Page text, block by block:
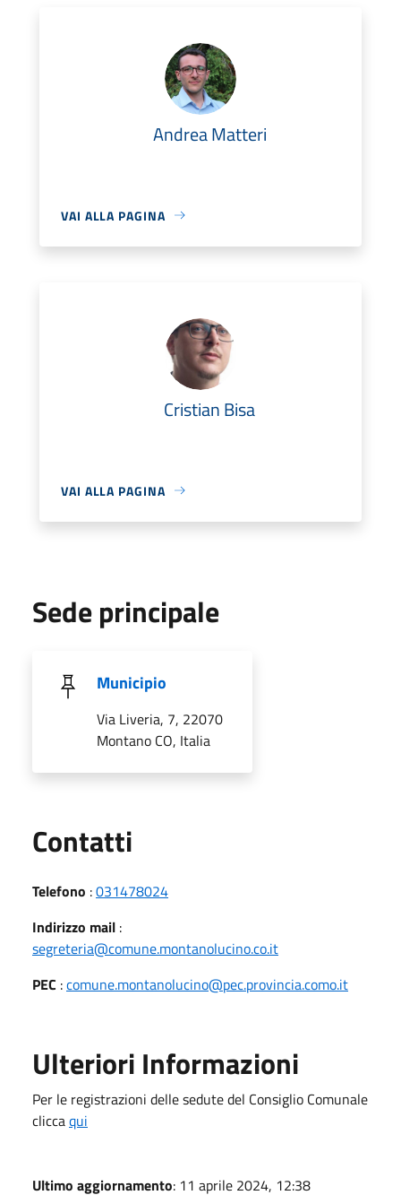
Andrea Matteri
VAI ALLA PAGINA
Cristian Bisa
VAI ALLA PAGINA
Sede principale
Municipio
Via Liveria, 7, 22070
Montano CO, Italia
Contatti
Telefono :031478024
Indirizzo mail :
segreteria@comune.montanolucino.co.it
PEC :comune.montanolucino@pec.provincia.como.it
Ulteriori Informazioni
Per le registrazioni delle sedute del Consiglio Comunale
cliccaqui
Ultimo aggiornamento: 11 aprile 2024, 12:38